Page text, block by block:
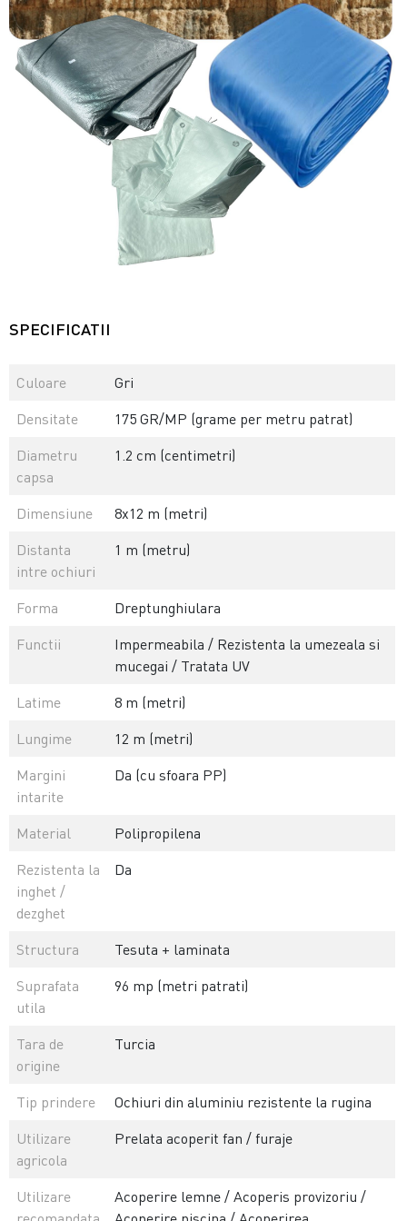
SPECIFICATII
Culoare
Gri
Densitate
175 GR/MP (grame per metru patrat)
Diametru
capsa
1.2 cm (centimetri)
Dimensiune
8x12 m (metri)
Distanta
intre ochiuri
1 m (metru)
Forma
Dreptunghiulara
Functii
Impermeabila / Rezistenta la umezeala si
mucegai / Tratata UV
Latime
8 m (metri)
Lungime
12 m (metri)
Margini
intarite
Da (cu sfoara PP)
Material
Polipropilena
Rezistenta la
inghet /
dezghet
Da
Structura
Tesuta + laminata
Suprafata
utila
96 mp (metri patrati)
Tara de
origine
Turcia
Tip prindere
Ochiuri din aluminiu rezistente la rugina
Utilizare
agricola
Prelata acoperit fan / furaje
Utilizare
Acoperire lemne / Acoperis provizoriu /